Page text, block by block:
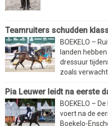
Teamruiters schudden
BOEKELO –
landen
dressuur
zoals
Pia Leuwer leidt na eerste
BOEKELO –
voert na de
Boekelo-